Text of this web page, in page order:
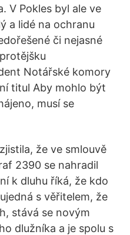
V Pokles byl ale ve
a lidé na ochranu
či nejasné
Notářské komory
titul Aby mohlo být
musí se
že ve smlouvě
2390 se nahradil
k dluhu říká, že kdo
s věřitelem, že
stává se novým
dlužníka a je spolu s